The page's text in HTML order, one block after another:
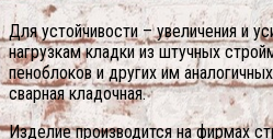
Для устойчивости – увеличения и
нагрузкам кладки из штучных
пеноблоков и других им
сварная кладочная.
Изделие производится на фирмах